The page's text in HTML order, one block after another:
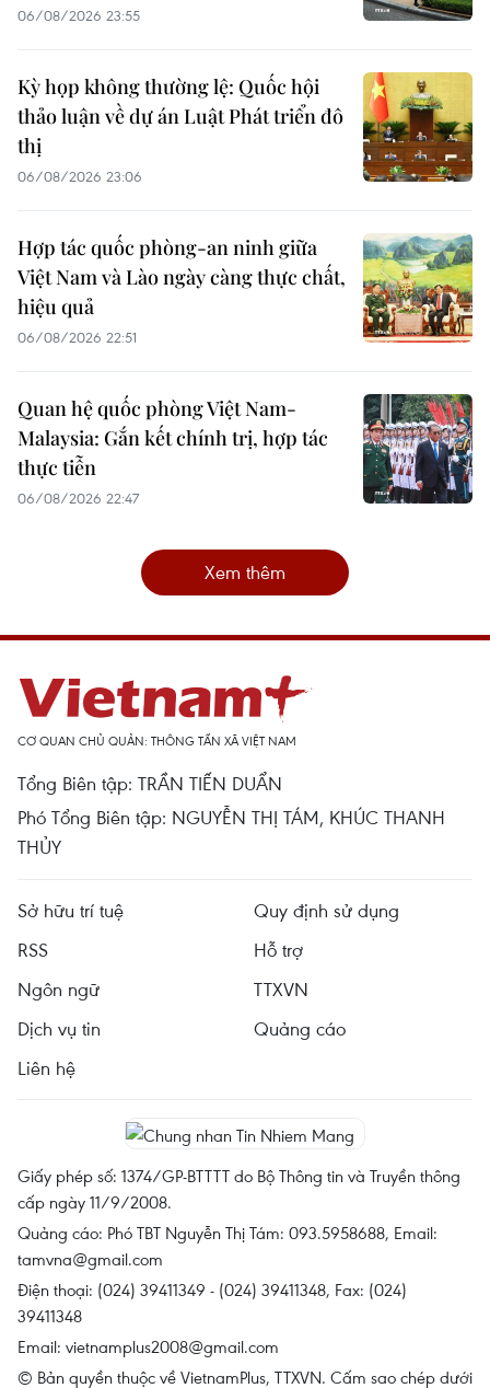
06/08/2026 23:55
Kỳ họp không thường lệ: Quốc hội
thảo luận về dự án Luật Phát triển đô
thị
06/08/2026 23:06
Hợp tác quốc phòng-an ninh giữa
Việt Nam và Lào ngày càng thực chất,
hiệu quả
06/08/2026 22:51
Quan hệ quốc phòng Việt Nam-
Malaysia: Gắn kết chính trị, hợp tác
thực tiễn
06/08/2026 22:47
Xem thêm
CƠ QUAN CHỦ QUẢN: THÔNG TẤN XÃ VIỆT NAM
Tổng Biên tập: TRẦN TIẾN DUẨN
Phó Tổng Biên tập: NGUYỄN THỊ TÁM, KHÚC THANH
THỦY
Sở hữu trí tuệ
Quy định sử dụng
RSS
Hỗ trợ
Ngôn ngữ
TTXVN
Dịch vụ tin
Quảng cáo
Liên hệ
Giấy phép số: 1374/GP-BTTTT do Bộ Thông tin và Truyền thông
cấp ngày 11/9/2008.
Quảng cáo: Phó TBT Nguyễn Thị Tám: 093.5958688, Email:
tamvna@gmail.com
Điện thoại: (024) 39411349 - (024) 39411348, Fax: (024)
39411348
Email: vietnamplus2008@gmail.com
© Bản quyền thuộc về VietnamPlus, TTXVN. Cấm sao chép dưới